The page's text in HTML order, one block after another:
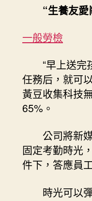
“生養友愛
一般勞檢
“早上送
任務后，就可
黃豆收集科技
65%。
公司將新
固定考勤時光
件下，答應員
時光可以